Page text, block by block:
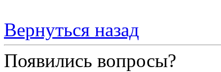
Вернуться назад
Появились вопросы?